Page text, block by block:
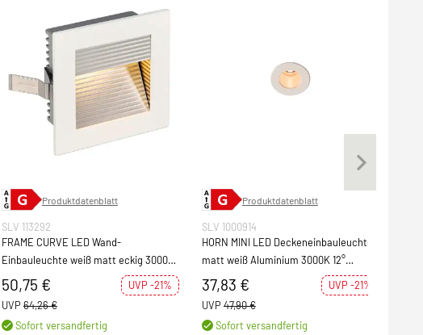
Produktdatenblatt
SLV 113292
FRAME CURVE LED Wand-
Einbauleuchte weiß matt eckig 3000K
350mA
50,75 €
UVP -21%
UVP 64,26 €
Sofort versandfertig
Produktdatenblatt
SLV 1000914
HORN MINI LED Deckeneinbauleuchte
matt weiß Aluminium 3000K 12°
Ausstrahlwinkel
37,83 €
UVP -21%
UVP 47,90 €
Sofort versandfertig